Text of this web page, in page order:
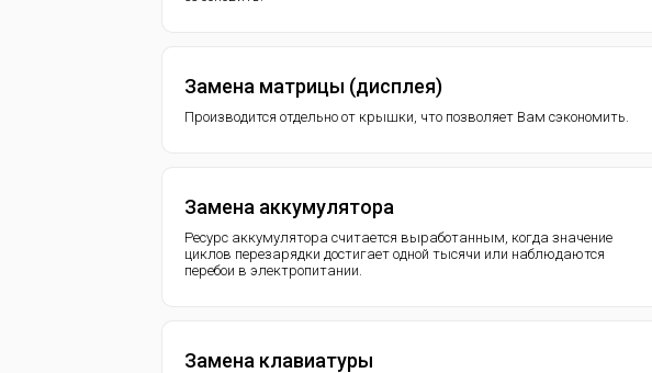
Замена матрицы (дисплея)
Производится отдельно от крышки, что позволяет Вам сэкономить.
Замена аккумулятора
Ресурс аккумулятора считается выработанным, когда значение
циклов перезарядки достигает одной тысячи или наблюдаются
перебои в электропитании.
Замена клавиатуры